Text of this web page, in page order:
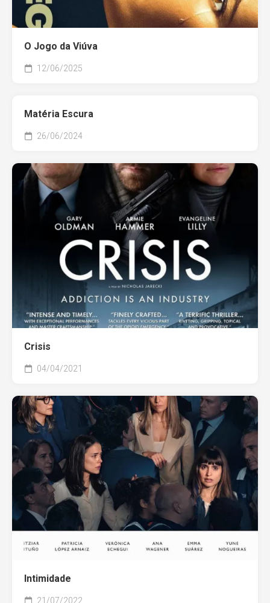
O Jogo da Viúva
12/06/2025
Matéria Escura
26/06/2024
Crisis
04/04/2021
Intimidade
21/07/2022